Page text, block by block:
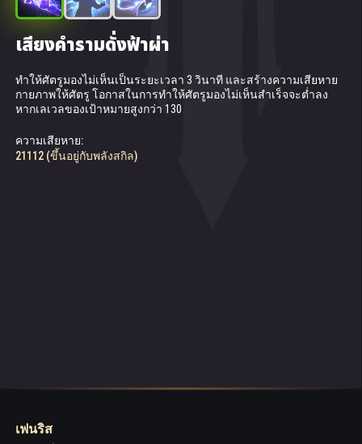
เสียง​คำราม​ดั่ง​ฟ้าผ่า
ทำให้​ศัตรู​มอง​ไม่​เห็น​เป็น​ระยะ​เวลา 3 วินาที และ​สร้าง​ความ​เสีย​หาย​
กายภาพ​ให้​ศัตรู โอกาส​ใน​การ​ทำให้​ศัตรู​มอง​ไม่​เห็น​สำเร็จ​จะ​ต่ำ​ลง​
หาก​เลเวล​ของ​เป้า​หมาย​สูง​กว่า 130
ความ​เสีย​หาย:
21112 (ขึ้น​อยู่​กับ​พลัง​สกิล)
เป้า​หมาย​ที่​ทำ​อะไร​ไม่​ถูก
สกิล​ติดตัว ศัตรู​ที่​ถูก​ทำให้​มอง​ไม่​เห็นจะ​ได้​รับ​ความ​เสีย​หาย​เพิ่ม​เติม​
เมื่อ​รับ​ความ​เสีย​หาย​กายภาพ
50.001% (ขึ้น​อยู่​กับ​พลัง​สกิล)
ความ​โกรธ​ที่​มืด​บอด
การ​โจมตี​พื้น​ฐาน​ของ​เจ้า​นาย​จะ​มี​โอกาส​ใน​การ​ทำให้​ศัตรู​มอง​ไม่​เห็น​
เป็น​ระยะ​เวลา 2 วินาที
40% (ขึ้น​อยู่​กับ​พลัง​จาก​การ​ติดตาม)
เฟ​นริส